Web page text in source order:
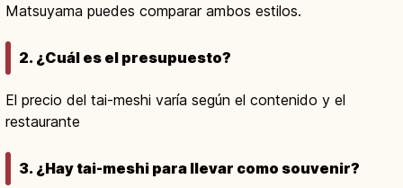
Matsuyama puedes comparar ambos estilos.
2. ¿Cuál es el presupuesto?
El precio del tai-meshi varía según el contenido y el
restaurante
3. ¿Hay tai-meshi para llevar como souvenir?